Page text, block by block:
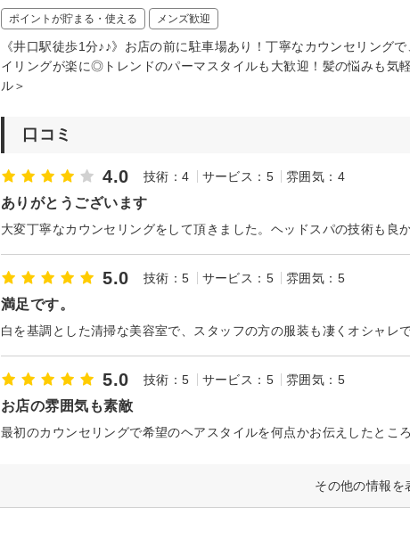
ポイントが貯まる・使える メンズ歓迎
《井口駅徒歩1分♪♪》お店の前に駐車場あり！丁寧なカウンセリン
イリングが楽に◎トレンドのパーマスタイルも大歓迎！髪の悩みも気
ル＞
口コミ
4.0 技術：4 サービス：5 雰囲気：4
ありがとうございます
5.0 技術：5 サービス：5 雰囲気：5
満足です。
5.0 技術：5 サービス：5 雰囲気：5
お店の雰囲気も素敵
その他の情報を